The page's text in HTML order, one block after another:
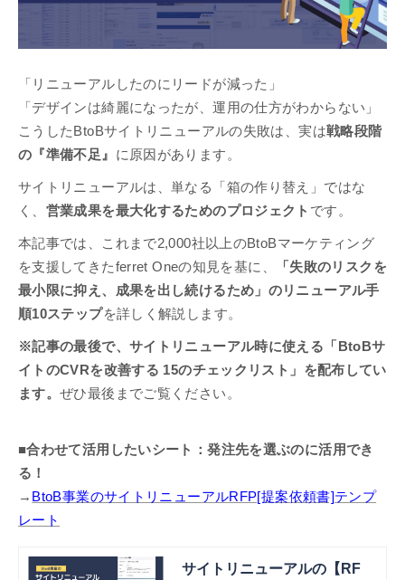
「リニューアルしたのにリードが減った」
「デザインは綺麗になったが、運用の仕方がわからない」
こうしたBtoBサイトリニューアルの失敗は、実は戦略段階
の『準備不足』 に原因があります。
サイトリニューアルは、単なる「箱の作り替え」ではな
く、 営業成果を最大化するためのプロジェクト です。
本記事では、これまで2,000社以上のBtoBマーケティング
を支援してきたferret Oneの知見を基に、
「失敗のリスクを
最小限に抑え、成果を出し続けるため」のリニューアル手
順10ステップを詳しく解説します。
※記事の最後で、サイトリニューアル時に使える「BtoBサ
イトのCVRを改善する 15のチェックリスト」を配布してい
ます。ぜひ最後までご覧ください。
■合わせて活用したいシート：発注先を選ぶのに活用でき
る！
→ BtoB事業のサイトリニューアルRFP[提案依頼書]テンプ
レート
サイトリニューアルの【RF